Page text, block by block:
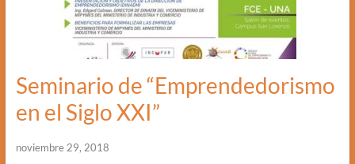
Seminario de “Emprendedorismo
en el Siglo XXI”
noviembre 29, 2018